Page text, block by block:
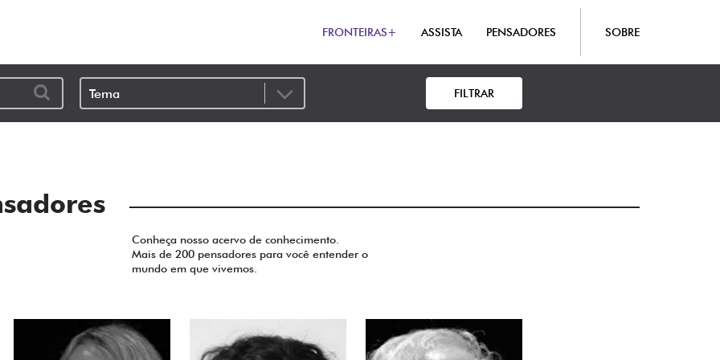
FRONTEIRAS+ ASSISTA PENSADORES SOBRE
FILTRAR
Conheça nosso acervo de conhecimento.
Mais de 200 pensadores para você entender o
mundo em que vivemos.